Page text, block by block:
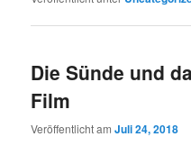
Die Sünde und
Film
Veröffentlicht amJuli 24, 2018